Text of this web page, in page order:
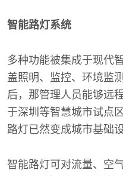
智能路灯系统
多种功能被集成于现代
盖照明、监控、环境监
后，那管理人员能够远
于深圳等智慧城市试点
路灯已然变成城市基础
智能路灯可对流量、空